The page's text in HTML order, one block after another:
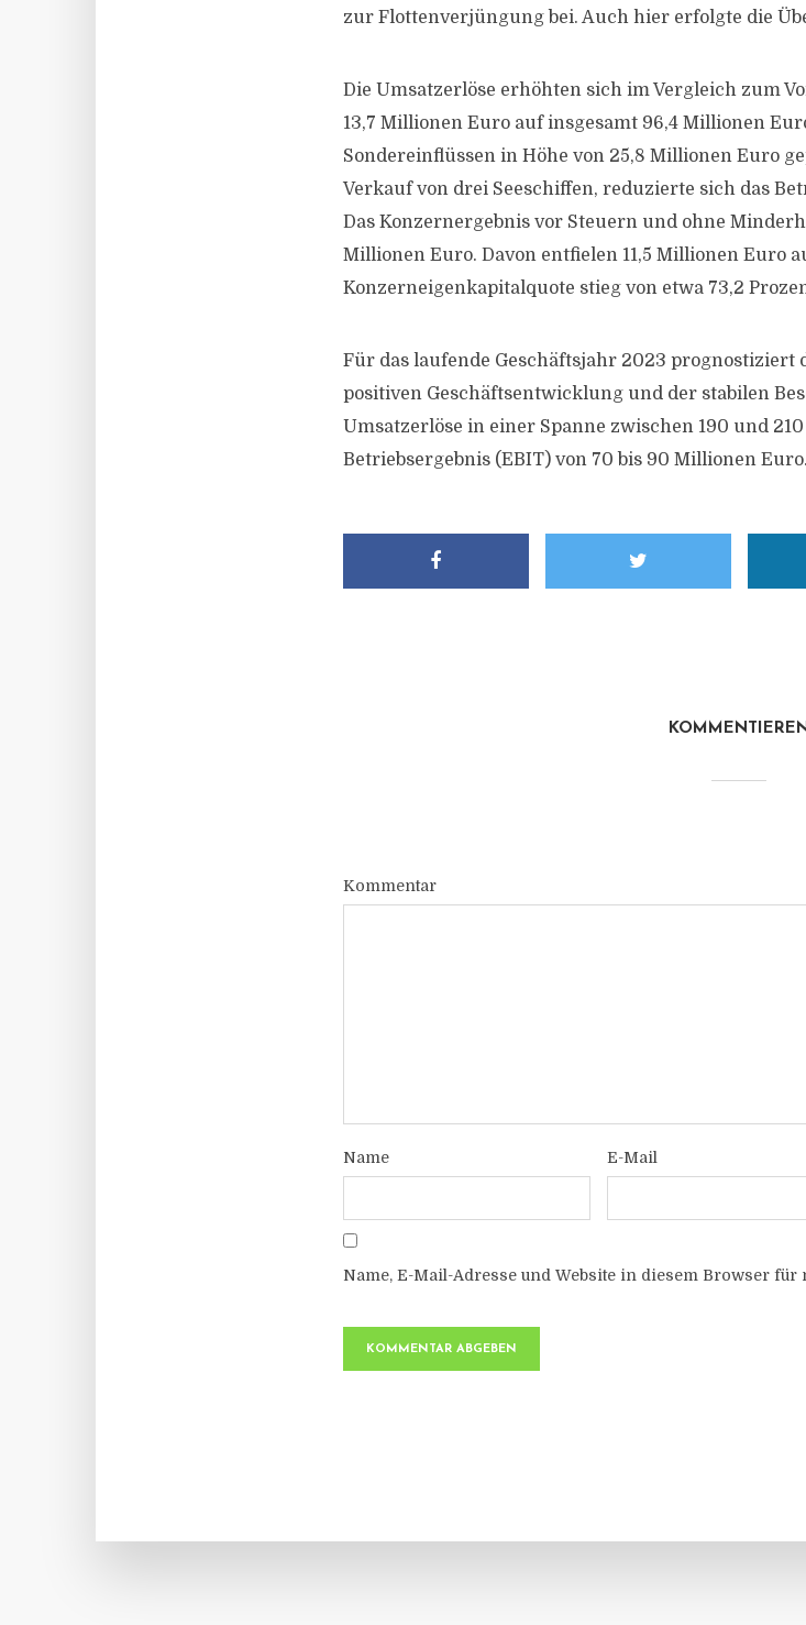
zur Flottenverjüngung bei. Auch hier erfolgte die
Die Umsatzerlöse erhöhten sich im Vergleich zum
13,7 Millionen Euro auf insgesamt 96,4 Millionen
Sondereinflüssen in Höhe von 25,8 Millionen Euro
Verkauf von drei Seeschiffen, reduzierte sich das
Das Konzernergebnis vor Steuern und ohne
Millionen Euro. Davon entfielen 11,5 Millionen Euro
Konzerneigenkapitalquote stieg von etwa 73,2
Für das laufende Geschäftsjahr 2023 prognostiziert
positiven Geschäftsentwicklung und der stabilen
Umsatzerlöse in einer Spanne zwischen 190 und
Betriebsergebnis (EBIT) von 70 bis 90 Millionen Euro.
Kommentar
Name E-Mail
Name, E-Mail-Adresse und Website in diesem Browser